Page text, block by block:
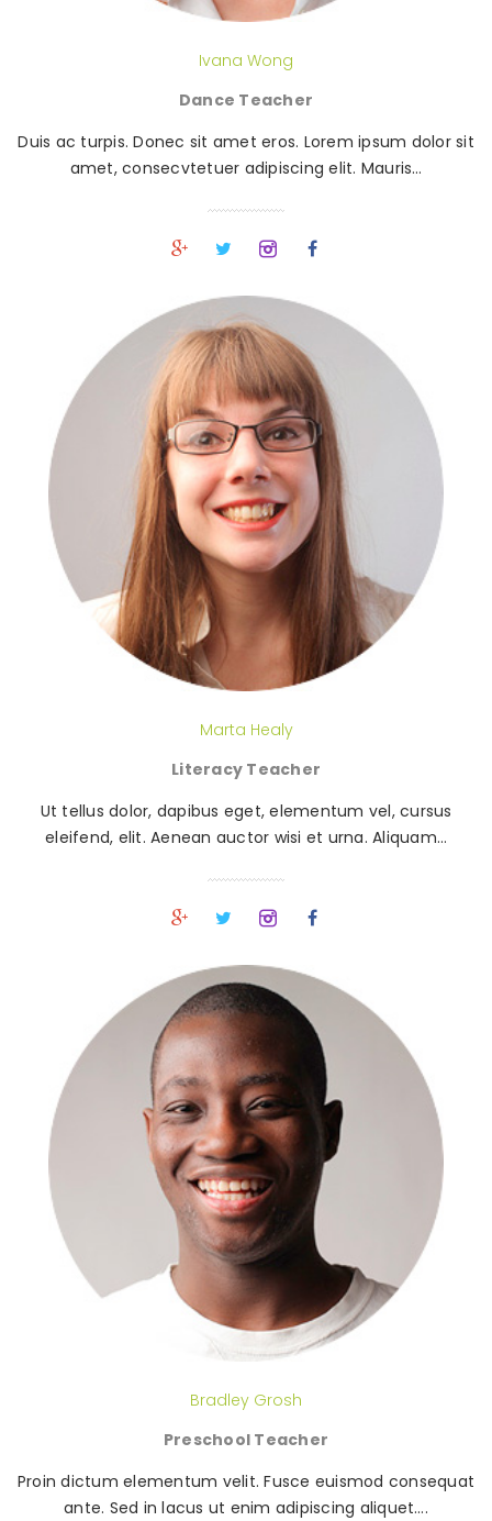
Ivana Wong
Dance Teacher
Duis ac turpis. Donec sit amet eros. Lorem ipsum dolor sit
amet, consecvtetuer adipiscing elit. Mauris…
Marta Healy
Literacy Teacher
Ut tellus dolor, dapibus eget, elementum vel, cursus
eleifend, elit. Aenean auctor wisi et urna. Aliquam…
Bradley Grosh
Preschool Teacher
Proin dictum elementum velit. Fusce euismod consequat
ante. Sed in lacus ut enim adipiscing aliquet….